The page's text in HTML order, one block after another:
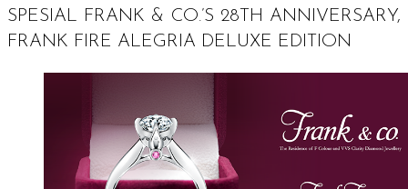
SPESIAL FRANK & CO.’S 28TH ANNIVERSARY,
FRANK FIRE ALEGRIA DELUXE EDITION